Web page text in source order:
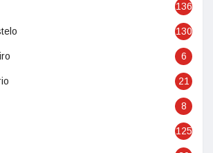
136
130
6
21
8
125